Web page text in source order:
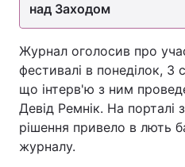
Здоров'я
Цікавинки
Екологія
Лонгріди
над Заходом
Журнал оголосив про
фестивалі в понеділок, 3
що інтерв'ю з ним
Девід Ремнік. На порталі
рішення привело в лють
журналу.